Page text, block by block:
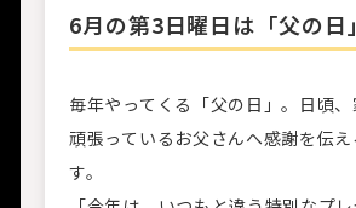
6月の第3日曜日は「父の日」
毎年やってくる「父の日」。日頃
頑張っているお父さんへ感謝を伝
す。